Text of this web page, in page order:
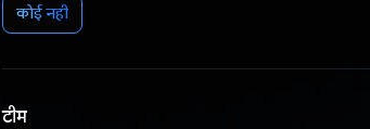
कोई नहीं
टीम